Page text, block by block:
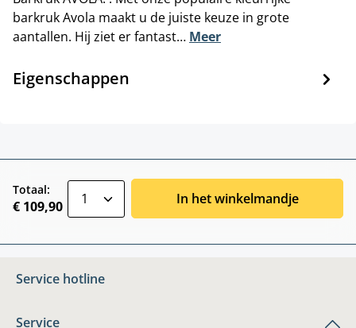
barkruk Avola maakt u de juiste keuze in grote
aantallen. Hij ziet er fantast… Meer
Eigenschappen
Totaal:
€ 109,90 In het winkelmandje
Service hotline
Service